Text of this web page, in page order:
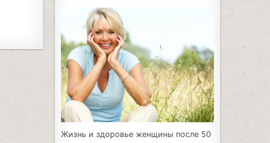
Жизнь и здоровье женщины после 50